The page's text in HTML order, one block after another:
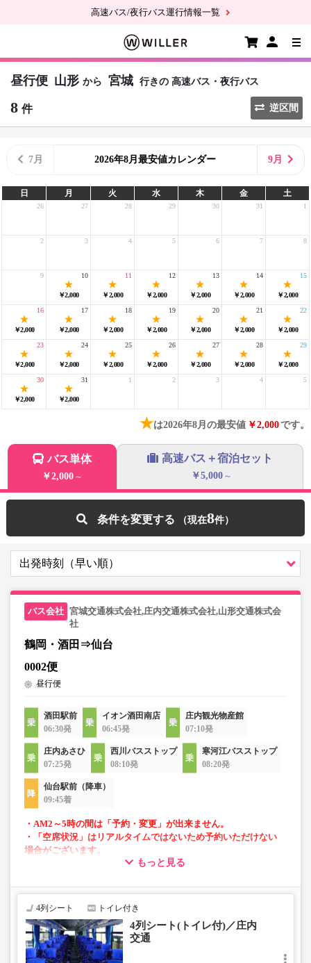
高速バス/夜行バス運行情報一覧
昼行便 山形 から 宮城 行きの 高速バス・夜行バス
8 件 逆区間
7月 2026年8月最安値カレンダー 9月
日 月 火 水 木 金 土
26 27 28 29 30 31 1
2 3 4 5 6 7 8
9
￥2,000
10
￥2,000
11
￥2,000
12
￥2,000
13
￥2,000
14
￥2,000
15
￥2,000
16
￥2,000
17
￥2,000
18
￥2,000
19
￥2,000
20
￥2,000
21
￥2,000
22
￥2,000
23
￥2,000
24
￥2,000
25
￥2,000
26
￥2,000
27
￥2,000
28
￥2,000
29
￥2,000
30
￥2,000
31 1 2 3 4 5
★は2026年8月の最安値 ￥2,000です。
バス単体
￥2,000 ～
高速バス＋宿泊セット
￥5,000 ～
条件を変更する 8
宮城交通株式会社,庄内交通株式会社,山形交通株式会
社
鶴岡・酒田⇒仙台
0002便
昼行便
酒田駅前
06:30発
イオン酒田南店
06:45発
庄内観光物産館
07:10発
庄内あさひ
07:25発
西川バスストップ
08:10発
寒河江バスストップ
08:20発
仙台駅前（降車）
09:45着
・AM2～5時の間は「予約・変更」が出来ません。
・「空席状況」はリアルタイムではないため予約いただけない
場合がございます。
・車内トイレ完備で長旅でも安心
もっと見る
4列シート トイレ付き
4列シート(トイレ付)／庄内
交通